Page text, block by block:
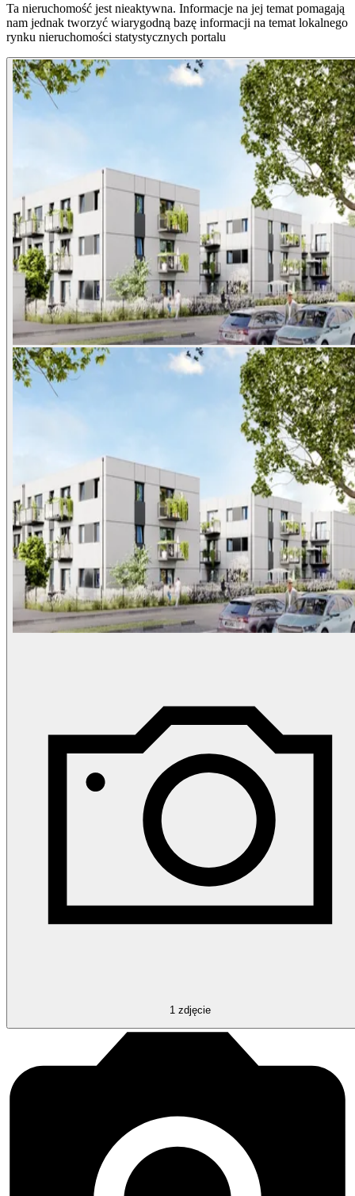
Ta nieruchomość jest nieaktywna. Informacje na jej temat pomagają
nam jednak tworzyć wiarygodną bazę informacji na temat lokalnego
rynku nieruchomości statystycznych portalu
1 zdjęcie